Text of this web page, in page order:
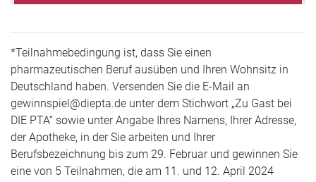
*Teilnahmebedingung ist, dass Sie einen
pharmazeutischen Beruf ausüben und Ihren Wohnsitz in
Deutschland haben. Versenden Sie die E-Mail an
gewinnspiel@diepta.de unter dem Stichwort „Zu Gast bei
DIE PTA“ sowie unter Angabe Ihres Namens, Ihrer Adresse,
der Apotheke, in der Sie arbeiten und Ihrer
Berufsbezeichnung bis zum 29. Februar und gewinnen Sie
eine von 5 Teilnahmen, die am 11. und 12. April 2024